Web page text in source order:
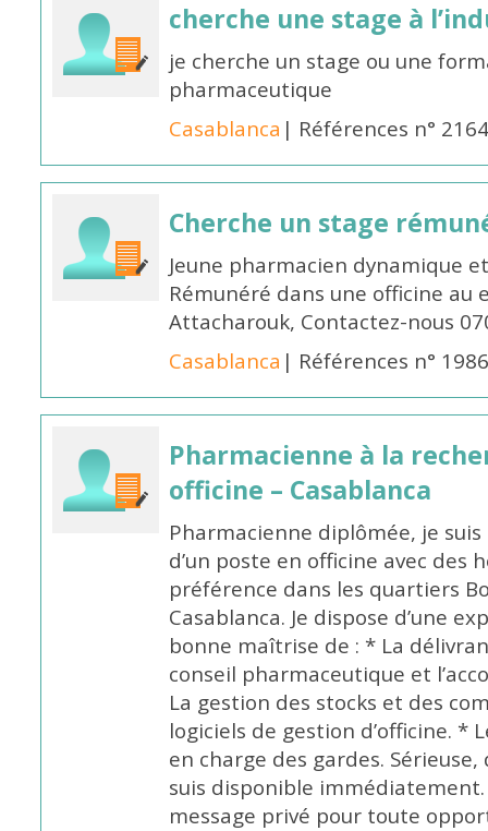
cherche une stage à
je cherche un stage ou une
pharmaceutique
Casablanca | Références n°
Cherche un stage
Jeune pharmacien dynamique
Rémunéré dans une officine au
Attacharouk, Contactez-nous
Casablanca | Références n°
Pharmacienne à la
officine – Casablanca
Pharmacienne diplômée, je
d’un poste en officine avec des
préférence dans les quartiers
Casablanca. Je dispose d’une
bonne maîtrise de : * La
conseil pharmaceutique et
La gestion des stocks et des
logiciels de gestion d’officine. *
en charge des gardes.
suis disponible
message privé pour toute